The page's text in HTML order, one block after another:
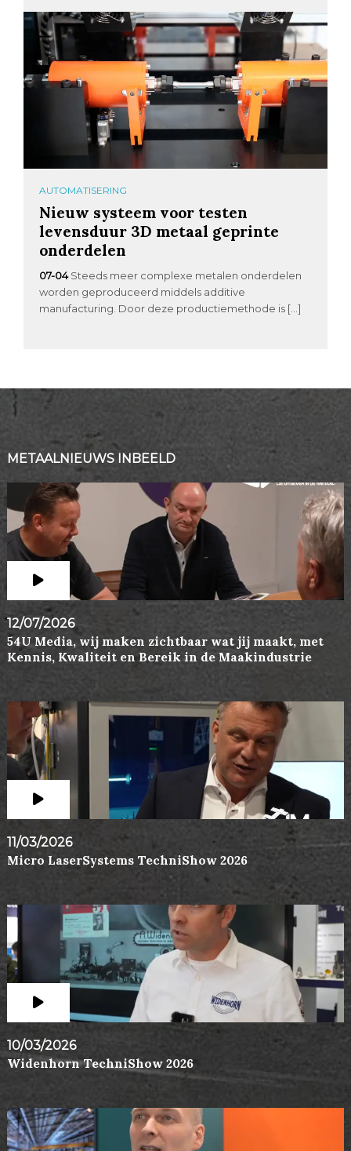
AUTOMATISERING
Nieuw systeem voor testen
levensduur 3D metaal geprinte
onderdelen
07-04 Steeds meer complexe metalen onderdelen
worden geproduceerd middels additive
manufacturing. Door deze productiemethode is […]
METAALNIEUWS INBEELD
12/07/2026
54U Media, wij maken zichtbaar wat jij maakt, met
Kennis, Kwaliteit en Bereik in de Maakindustrie
11/03/2026
Micro LaserSystems TechniShow 2026
10/03/2026
Widenhorn TechniShow 2026